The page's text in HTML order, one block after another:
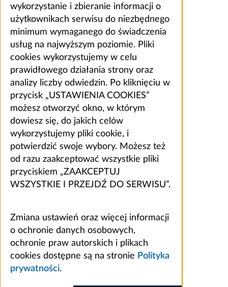
wykorzystanie i zbieranie informacji o
użytkownikach serwisu do niezbędnego
minimum wymaganego do świadczenia
usług na najwyższym poziomie. Pliki
cookies wykorzystujemy w celu
prawidłowego działania strony oraz
analizy liczby odwiedzin. Po kliknięciu w
przycisk „USTAWIENIA COOKIES”
możesz otworzyć okno, w którym
dowiesz się, do jakich celów
wykorzystujemy pliki cookie, i
potwierdzić swoje wybory. Możesz też
od razu zaakceptować wszystkie pliki
przyciskiem „ZAAKCEPTUJ
WSZYSTKIE I PRZEJDŹ DO SERWISU”.
Zmiana ustawień oraz więcej informacji
o ochronie danych osobowych,
ochronie praw autorskich i plikach
cookies dostępne są na stronie Polityka
prywatności.